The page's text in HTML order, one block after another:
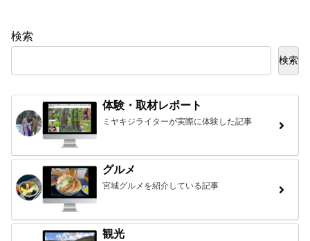
検索
検索
体験・取材レポート
ミヤキジライターが実際に体験した記事
グルメ
宮城グルメを紹介している記事
観光